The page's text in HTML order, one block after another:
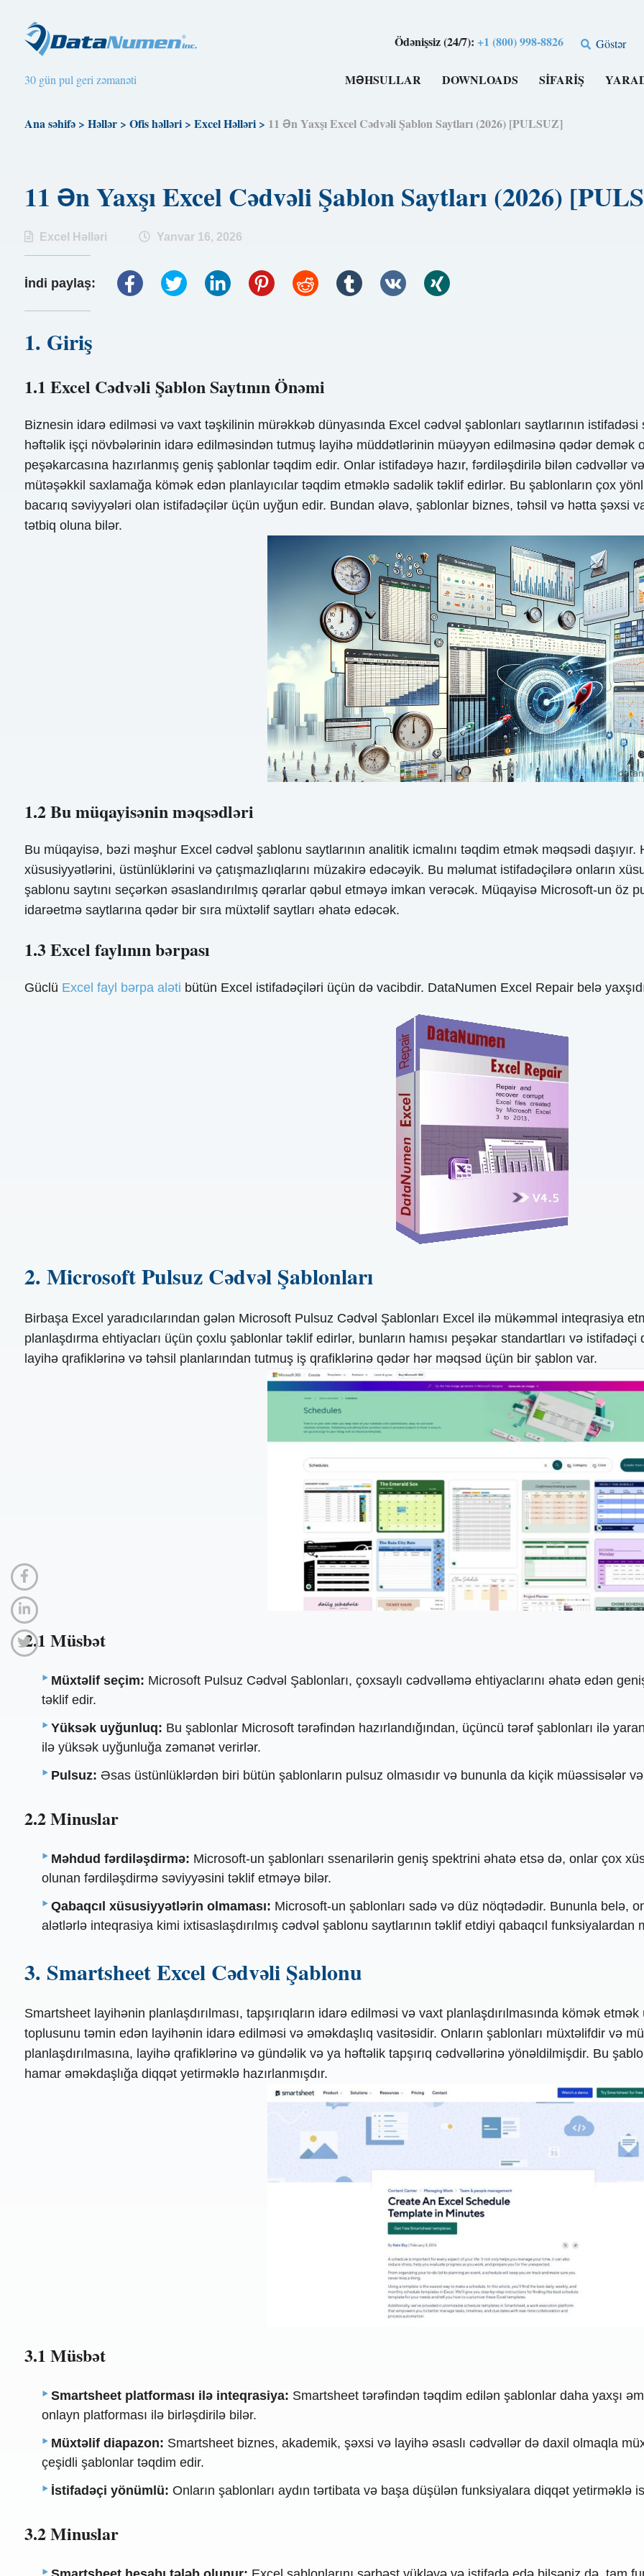
Ödənişsiz (24/7):+1 (800) 998-8826 Göstər
30 gün pul geri zəmanəti MƏHSULLAR DOWNLOADS SIFARIŞ
Ana səhifə> Həllər> Ofis həlləri> Excel Həlləri> 11 Ən Yaxşı Excel Cədvəli Şablon Saytları (2026) [PULSUZ]
11 Ən Yaxşı Excel Cədvəli Şablon Saytları (2026)
Excel Həlləri Yanvar 16, 2026
İndi paylaş:
1. Giriş
1.1 Excel Cədvəli Şablon Saytının Önəmi
Biznesin idarə edilməsi və vaxt təşkilinin mürəkkəb dünyasında Excel cədvəl şablonları saytlarının
həftəlik işçi növbələrinin idarə edilməsindən tutmuş layihə müddətlərinin müəyyən edilməsinə qədər demək
peşəkarcasına hazırlanmış geniş şablonlar təqdim edir. Onlar istifadəyə hazır, fərdiləşdirilə bilən cədvəllər və
mütəşəkkil saxlamağa kömək edən planlayıcılar təqdim etməklə sadəlik təklif edirlər. Bu şablonların çox
bacarıq səviyyələri olan istifadəçilər üçün uyğun edir. Bundan əlavə, şablonlar biznes, təhsil və hətta şəxsi
tətbiq oluna bilər.
1.2 Bu müqayisənin məqsədləri
Bu müqayisə, bəzi məşhur Excel cədvəl şablonu saytlarının analitik icmalını təqdim etmək məqsədi daşıyır.
xüsusiyyətlərini, üstünlüklərini və çatışmazlıqlarını müzakirə edəcəyik. Bu məlumat istifadəçilərə onların
şablonu saytını seçərkən əsaslandırılmış qərarlar qəbul etməyə imkan verəcək. Müqayisə Microsoft-un öz
idarəetmə saytlarına qədər bir sıra müxtəlif saytları əhatə edəcək.
1.3 Excel faylının bərpası
Güclü Excel fayl bərpa aləti bütün Excel istifadəçiləri üçün də vacibdir. DataNumen Excel Repair belə
2. Microsoft Pulsuz Cədvəl Şablonları
Birbaşa Excel yaradıcılarından gələn Microsoft Pulsuz Cədvəl Şablonları Excel ilə mükəmməl inteqrasiya
planlaşdırma ehtiyacları üçün çoxlu şablonlar təklif edirlər, bunların hamısı peşəkar standartları və
layihə qrafiklərinə və təhsil planlarından tutmuş iş qrafiklərinə qədər hər məqsəd üçün bir şablon var.
2.1 Müsbət
Müxtəlif seçim: Microsoft Pulsuz Cədvəl Şablonları, çoxsaylı cədvəlləmə ehtiyaclarını əhatə edən
təklif edir.
Yüksək uyğunluq: Bu şablonlar Microsoft tərəfindən hazırlandığından, üçüncü tərəf şablonları ilə
ilə yüksək uyğunluğa zəmanət verirlər.
Pulsuz: Əsas üstünlüklərdən biri bütün şablonların pulsuz olmasıdır və bununla da kiçik müəssisələr
2.2 Minuslar
Məhdud fərdiləşdirmə: Microsoft-un şablonları ssenarilərin geniş spektrini əhatə etsə də, onlar çox
olunan fərdiləşdirmə səviyyəsini təklif etməyə bilər.
Qabaqcıl xüsusiyyətlərin olmaması: Microsoft-un şablonları sadə və düz nöqtədədir. Bununla belə,
alətlərlə inteqrasiya kimi ixtisaslaşdırılmış cədvəl şablonu saytlarının təklif etdiyi qabaqcıl funksiyalardan
3. Smartsheet Excel Cədvəli Şablonu
Smartsheet layihənin planlaşdırılması, tapşırıqların idarə edilməsi və vaxt planlaşdırılmasında kömək
toplusunu təmin edən layihənin idarə edilməsi və əməkdaşlıq vasitəsidir. Onların şablonları müxtəlifdir və
planlaşdırılmasına, layihə qrafiklərinə və gündəlik və ya həftəlik tapşırıq cədvəllərinə yönəldilmişdir. Bu
hamar əməkdaşlığa diqqət yetirməklə hazırlanmışdır.
3.1 Müsbət
Smartsheet platforması ilə inteqrasiya: Smartsheet tərəfindən təqdim edilən şablonlar daha yaxşı
onlayn platforması ilə birləşdirilə bilər.
Müxtəlif diapazon: Smartsheet biznes, akademik, şəxsi və layihə əsaslı cədvəllər də daxil olmaqla
çeşidli şablonlar təqdim edir.
İstifadəçi yönümlü: Onların şablonları aydın tərtibata və başa düşülən funksiyalara diqqət yetirməklə
3.2 Minuslar